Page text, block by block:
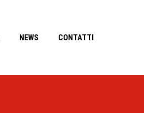
NEWS CONTATTI